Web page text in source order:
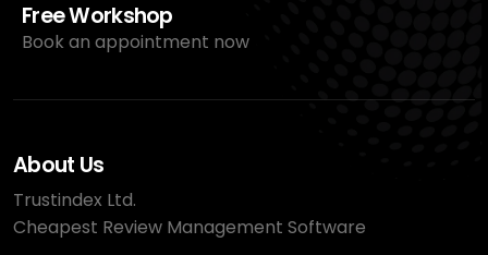
Free Workshop
Book an appointment now
About Us
Trustindex Ltd.
Cheapest Review Management Software